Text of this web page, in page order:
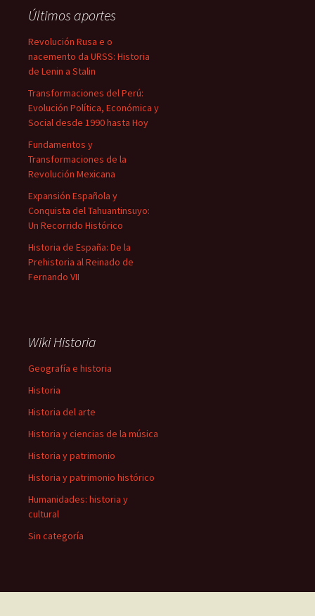
Últimos aportes
Revolución Rusa e o
nacemento da URSS: Historia
de Lenin a Stalin
Transformaciones del Perú:
Evolución Política, Económica y
Social desde 1990 hasta Hoy
Fundamentos y
Transformaciones de la
Revolución Mexicana
Expansión Española y
Conquista del Tahuantinsuyo:
Un Recorrido Histórico
Historia de España: De la
Prehistoria al Reinado de
Fernando VII
Wiki Historia
Geografía e historia
Historia
Historia del arte
Historia y ciencias de la música
Historia y patrimonio
Historia y patrimonio histórico
Humanidades: historia y
cultural
Sin categoría